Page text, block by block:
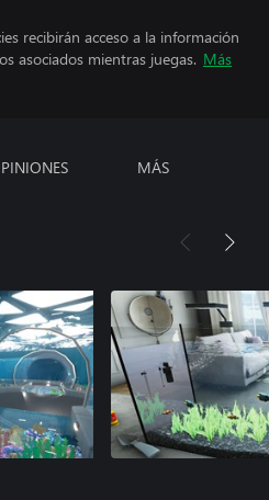
recibirán acceso a la información
asociados mientras juegas. Más
MÁS